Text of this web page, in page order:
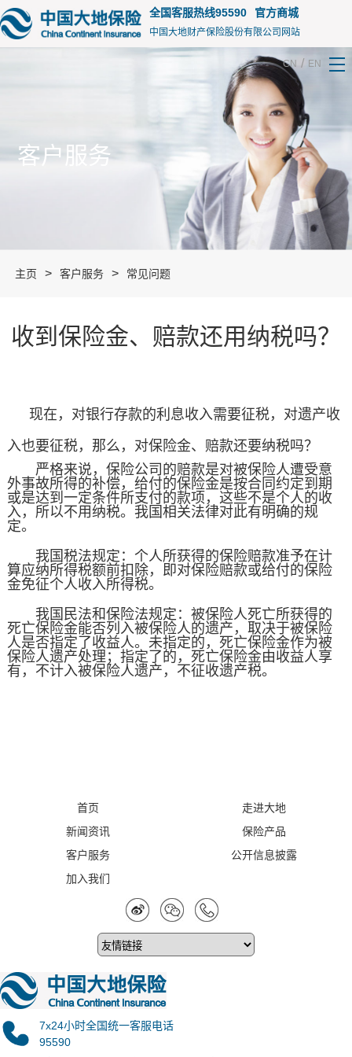
15175 全国客服热线95590 官方商城
中国大地财产保险股份有限公司网站
CN / EN
客户服务
主页 > 客户服务 > 常见问题
收到保险金、赔款还用纳税吗？
现在，对银行存款的利息收入需要征税，对遗产收
入也要征税，那么，对保险金、赔款还要纳税吗？
严格来说，保险公司的赔款是对被保险人遭受意
外事故所得的补偿，给付的保险金是按合同约定到期
或是达到一定条件所支付的款项，这些不是个人的收
入，所以不用纳税。我国相关法律对此有明确的规
定。
我国税法规定：个人所获得的保险赔款准予在计
算应纳所得税额前扣除，即对保险赔款或给付的保险
金免征个人收入所得税。
我国民法和保险法规定：被保险人死亡所获得的
死亡保险金能否列入被保险人的遗产，取决于被保险
人是否指定了收益人。未指定的，死亡保险金作为被
保险人遗产处理；指定了的，死亡保险金由收益人享
有，不计入被保险人遗产，不征收遗产税。
首页
走进大地
新闻资讯
保险产品
客户服务
公开信息披露
加入我们
7x24小时全国统一客服电话
95590